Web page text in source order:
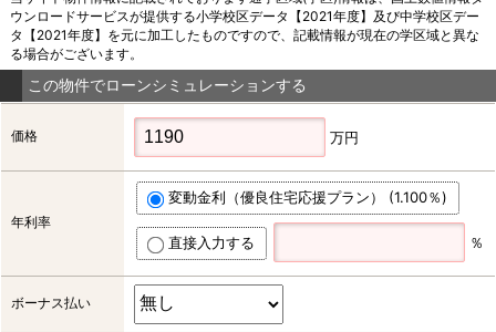
ウンロードサービスが提供する小学校区データ【2021年度】及び中学校区デー
タ【2021年度】を元に加工したものですので、記載情報が現在の学区域と異な
る場合がございます。
この物件でローンシミュレーションする
価格 万円
年利率
変動金利（優良住宅応援プラン） (1.100％)
直接入力する ％
ボーナス払い